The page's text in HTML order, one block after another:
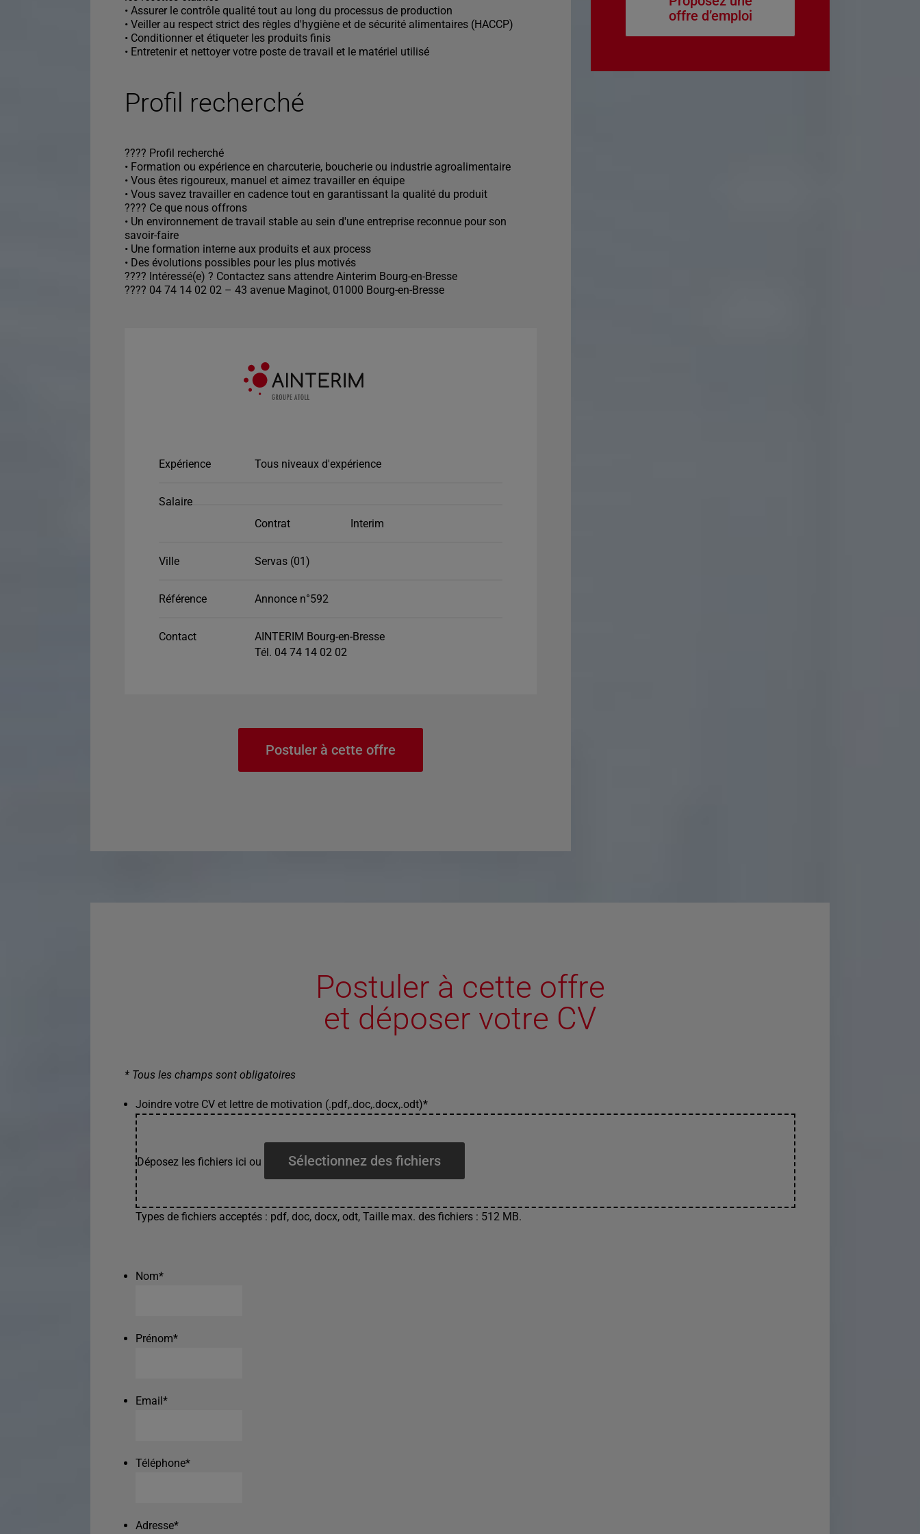
• Assurer le contrôle qualité tout au long du processus de production
• Veiller au respect strict des règles d'hygiène et de sécurité alimentaires (HACCP)
• Conditionner et étiqueter les produits finis
• Entretenir et nettoyer votre poste de travail et le matériel utilisé
Profil recherché
???? Profil recherché
• Formation ou expérience en charcuterie, boucherie ou industrie agroalimentaire
• Vous êtes rigoureux, manuel et aimez travailler en équipe
• Vous savez travailler en cadence tout en garantissant la qualité du produit
???? Ce que nous offrons
• Un environnement de travail stable au sein d'une entreprise reconnue pour son
savoir-faire
• Une formation interne aux produits et aux process
• Des évolutions possibles pour les plus motivés
???? Intéressé(e) ? Contactez sans attendre Ainterim Bourg-en-Bresse
???? 04 74 14 02 02 – 43 avenue Maginot, 01000 Bourg-en-Bresse
Expérience Tous niveaux d'expérience
Salaire
Contrat
Interim
Ville Servas (01)
Référence Annonce n°592
Contact
AINTERIM Bourg-en-Bresse
Tél. 04 74 14 02 02
Postuler à cette offre
offre d’emploi
Postuler à cette offre
et déposer votre CV
* Tous les champs sont obligatoires
Joindre votre CV et lettre de motivation (.pdf,.doc,.docx,.odt)*
Déposez les fichiers ici ou Sélectionnez des fichiers
Types de fichiers acceptés : pdf, doc, docx, odt, Taille max. des fichiers : 512 MB.
Nom*
Prénom*
Email*
Téléphone*
Adresse*